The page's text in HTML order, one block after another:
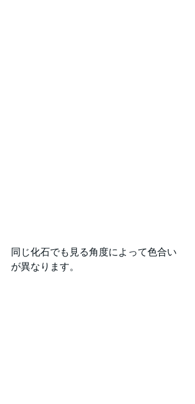
同じ化石でも見る角度によって色合い
が異なります。